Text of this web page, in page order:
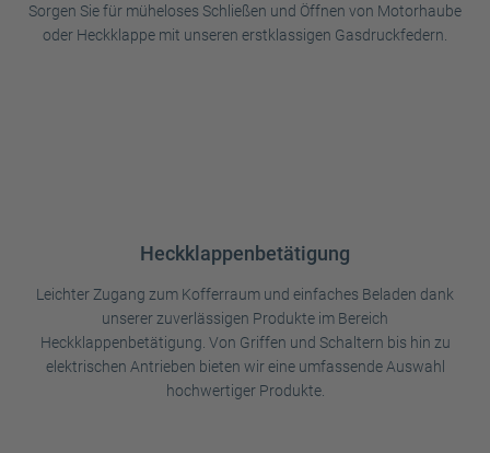
Sorgen Sie für müheloses Schließen und Öffnen von Motorhaube
oder Heckklappe mit unseren erstklassigen Gasdruckfedern.
Heckklappenbetätigung
Leichter Zugang zum Kofferraum und einfaches Beladen dank
unserer zuverlässigen Produkte im Bereich
Heckklappenbetätigung. Von Griffen und Schaltern bis hin zu
elektrischen Antrieben bieten wir eine umfassende Auswahl
hochwertiger Produkte.